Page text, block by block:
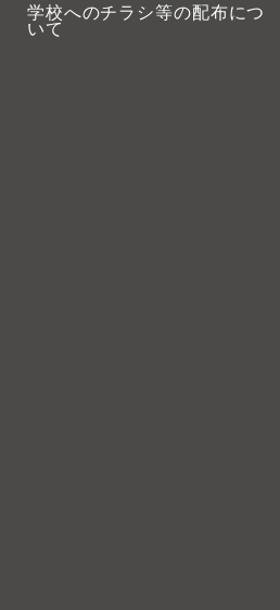
学校へのチラシ等の配布につ
いて